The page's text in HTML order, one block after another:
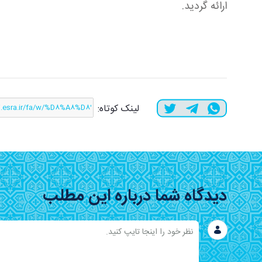
ارائه گردید.
لینک کوتاه:
دیدگاه شما درباره این مطلب